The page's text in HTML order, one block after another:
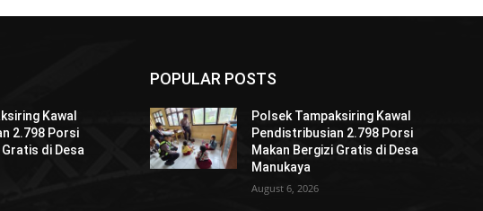
Kawal
2.798 Porsi
di Desa
POPULAR POSTS
Polsek Tampaksiring Kawal
Pendistribusian 2.798 Porsi
Makan Bergizi Gratis di Desa
Manukaya
August 6, 2026